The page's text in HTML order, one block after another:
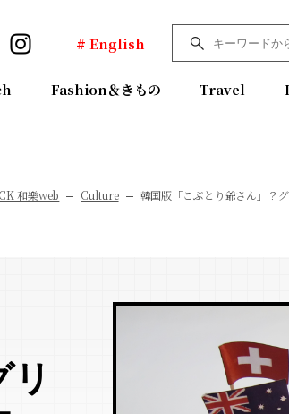
# English
Fashion＆きもの Travel
和樂web Culture 韓国版「こぶとり爺さん」？